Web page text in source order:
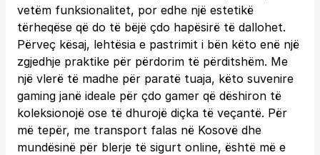
vetëm funksionalitet, por edhe një estetikë
tërheqëse që do të bëjë çdo hapësirë të dallohet.
Përveç kësaj, lehtësia e pastrimit i bën këto enë një
zgjedhje praktike për përdorim të përditshëm. Me
një vlerë të madhe për paratë tuaja, këto suvenire
gaming janë ideale për çdo gamer që dëshiron të
koleksionojë ose të dhurojë diçka të veçantë. Për
më tepër, me transport falas në Kosovë dhe
mundësinë për blerje të sigurt online, është më e